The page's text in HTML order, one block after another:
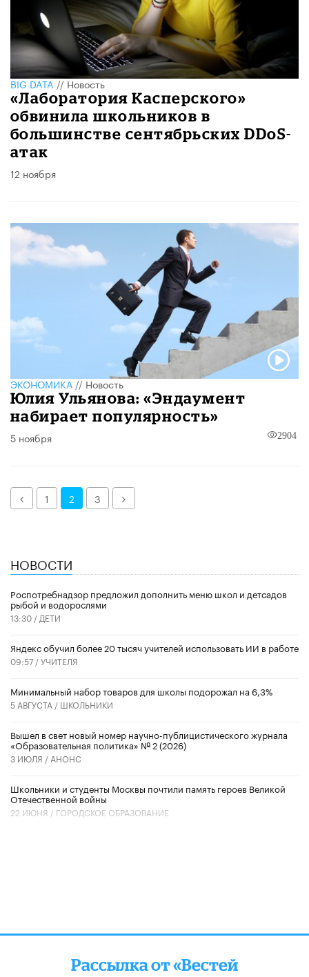
BIG DATA//Новость
«Лаборатория Касперского»
обвинила школьников в
большинстве сентябрьских DDoS-
атак
12 ноября
ЭКОНОМИКА//Новость
Юлия Ульянова: «Эндаумент
набирает популярность»
5 ноября 2904
Назад1 2 3 Далее
НОВОСТИ
Роспотребнадзор предложил дополнить меню школ и детсадов
рыбой и водорослями
13:30 / ДЕТИ
​Яндекс обучил более 20 тысяч учителей использовать ИИ в работе
09:57 /УЧИТЕЛЯ
Минимальный набор товаров для школы подорожал на 6,3%
5 АВГУСТА / ШКОЛЬНИКИ
Вышел в свет новый номер научно-публицистического журнала
«Образовательная политика» № 2 (2026)
3 ИЮЛЯ / АНОНС
Школьники и студенты Москвы почтили память героев Великой
Отечественной войны
22 ИЮНЯ / ГОРОДСКОЕ ОБРАЗОВАНИЕ
Рассылка от «Вестей